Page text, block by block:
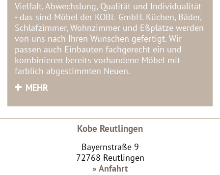
Vielfalt, Abwechslung, Qualität und Individualität
- das sind Möbel der KOBE GmbH. Küchen, Bäder,
Schlafzimmer, Wohnzimmer und Eßplätze werden
von uns nach Ihren Wünschen gefertigt. Wir
passen auch Einbauten fachgerecht ein und
kombinieren bereits vorhandene Möbel mit
farblich abgestimmten Neuen.
MEHR
Kobe Reutlingen
Bayernstraße 9
72768 Reutlingen
» Anfahrt